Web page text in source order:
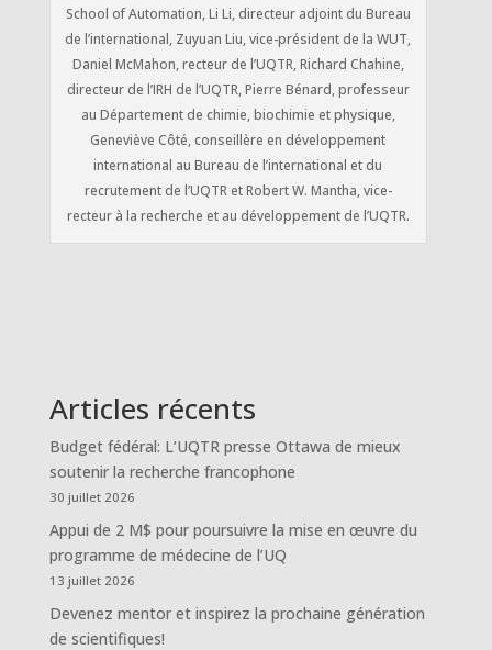
School of Automation, Li Li, directeur adjoint du Bureau
de l’international, Zuyuan Liu, vice-président de la WUT,
Daniel McMahon, recteur de l’UQTR, Richard Chahine,
directeur de l’IRH de l’UQTR, Pierre Bénard, professeur
au Département de chimie, biochimie et physique,
Geneviève Côté, conseillère en développement
international au Bureau de l’international et du
recrutement de l’UQTR et Robert W. Mantha, vice-
recteur à la recherche et au développement de l’UQTR.
Articles récents
Budget fédéral: L’UQTR presse Ottawa de mieux
soutenir la recherche francophone
30 juillet 2026
Appui de 2 M$ pour poursuivre la mise en œuvre du
programme de médecine de l’UQ
13 juillet 2026
Devenez mentor et inspirez la prochaine génération
de scientifiques!